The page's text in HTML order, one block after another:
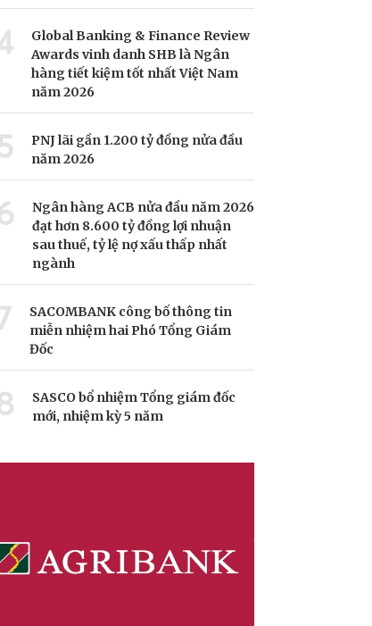
Global Banking & Finance Review
Awards vinh danh SHB là Ngân
hàng tiết kiệm tốt nhất Việt Nam
năm 2026
PNJ lãi gần 1.200 tỷ đồng nửa đầu
năm 2026
Ngân hàng ACB nửa đầu năm 2026
đạt hơn 8.600 tỷ đồng lợi nhuận
sau thuế, tỷ lệ nợ xấu thấp nhất
ngành
SACOMBANK công bố thông tin
miễn nhiệm hai Phó Tổng Giám
Đốc
SASCO bổ nhiệm Tổng giám đốc
mới, nhiệm kỳ 5 năm